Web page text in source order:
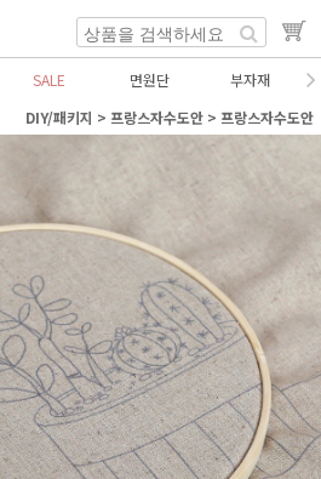
SALE 면원단
부자재
DIY/패키지 > 프랑스자수도안 > 프랑스자수도안